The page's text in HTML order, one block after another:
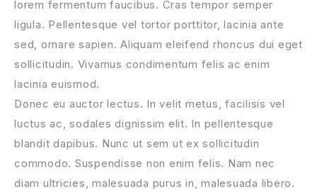
lorem fermentum faucibus. Cras tempor semper
ligula. Pellentesque vel tortor porttitor, lacinia ante
sed, ornare sapien. Aliquam eleifend rhoncus dui eget
sollicitudin. Vivamus condimentum felis ac enim
lacinia euismod.
Donec eu auctor lectus. In velit metus, facilisis vel
luctus ac, sodales dignissim elit. In pellentesque
blandit dapibus. Nunc ut sem ut ex sollicitudin
commodo. Suspendisse non enim felis. Nam nec
diam ultricies, malesuada purus in, malesuada libero.